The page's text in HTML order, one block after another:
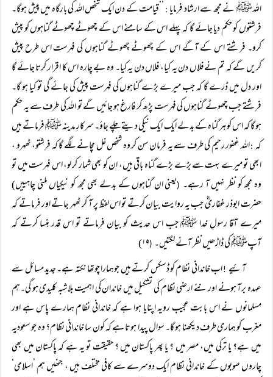
اللہﷺ نے مجھ سے ارشاد فرمایا :
’’قیامت کے دن ایک شخص اللہ کی بارگاہ میں پیش ہوگا۔
فرشتوں کو حکم دیا جائے گا کہ پہلے اس کے سامنے اس کے چھوٹے چھوٹے گناہوں کو پیش
کرو۔ فرشتے اس کے آگے اس کے چھوٹے چھوٹے گناہوں کی فہرست اس طرح پیش
کریں گے کہ تم نے فلاں دن یہ کیا، فلاں دن یہ کیا۔ وہ بے چارہ اس کا اقرار کرتا جائے گا
اور دل میں ڈرے گا کہ جب میرے بڑے گناہوں کی فہرست پیش کی جائے گی تو کیا ہو گا۔
فرشتے جب چھوٹے گناہوں کی فہرست پڑھ کر فارغ ہو جائیں گے تو اللہ کی طرف سے یہ حکم
ہو گا کہ اس کو ہر گناہ کے بدلے ایک ایک نیکی دیتے چلے جاؤ۔ سرکارِ مدینہ ﷺ فرماتے ہیں
کہ :اللہ غفور رحیم کی طرف سے یہ فرمان سن کر وہ شخص غل مچانے لگے گا کہ فرشتو، ٹھہرو ،
ابھی تو میرے بہت سے بڑے بڑے گناہ باقی ہیں، ان کو بھی شمار کر لو، اس فہرست میں تو
وہ مجھ کو نظر نہیں آ رہے۔ (یعنی ان گناہوں کے بدلے بھی مجھ کو نیکیاں ملنی چاہییں)
حضرت ابوذر غفاریؓ جب یہ روایت بیان کرتے تو اس لفظ پر آ کر ٹھہر جاتے اور فرماتے کہ
میرے آقا رسولِ خدا ﷺ جب اس حدیث کو بیان فرماتے تو اس قدر ہنسا کرتے کہ
آپﷺ کی ڈاڑھیں نظر آنے لگتیں۔ (۱۹)
آئیے !اب خاندانی نظام کو ڈسکس کرتے ہیں جوہمارا چوتھا نکتہ ہے۔ جدید مسائل سے
عہدہ برآ ہونے اور نئے ارضی نظام کی تشکیل میں خاندان کی اہمیت بلاشبہ کلیدی ہو گی۔ہم
مسلمانوں نے اس بابت عجیب رویہ اپنایا ہوا ہے کہ خاندانی نظام ہمارے پاس ہے اور
مغرب کو ہماری طرف دیکھنا ہو گا۔ سوال پیدا ہوتا ہے کہ کون سا خاندانی نظام؟ وہ جو سعودیہ
میں ہے؟ یا ترکی میں، مصر میں ؟ یا پھر پاکستان میں ؟ حقیقت تو یہ ہے کہ پاکستان میں بھی
چاروں صوبوں کے خاندانی نظام ایک دوسرے سے کافی مختلف ہیں ، جنھیں ہم ’اسلامی‘